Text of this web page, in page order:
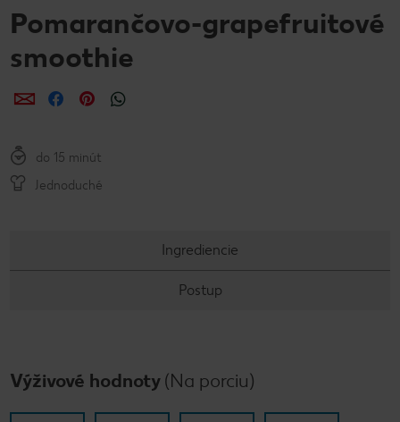
Pomarančovo-grapefruitové
smoothie
ZdieľaťZdieľaťZdieľať
do 15 minút
Jednoduché
Ingrediencie
Postup
Výživové hodnoty (Na porciu)